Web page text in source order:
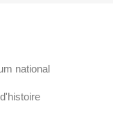
national